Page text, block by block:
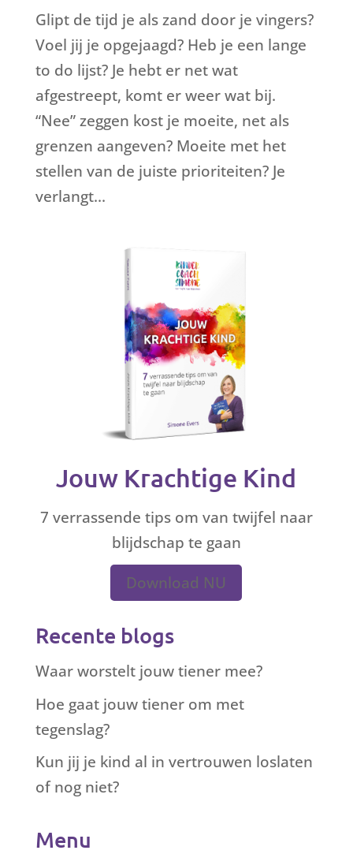
Glipt de tijd je als zand door je vingers?
Voel jij je opgejaagd? Heb je een lange
to do lijst? Je hebt er net wat
afgestreept, komt er weer wat bij.
“Nee” zeggen kost je moeite, net als
grenzen aangeven? Moeite met het
stellen van de juiste prioriteiten? Je
verlangt...
Jouw Krachtige Kind
7 verrassende tips om van twijfel naar
blijdschap te gaan
Download NU
Recente blogs
Waar worstelt jouw tiener mee?
Hoe gaat jouw tiener om met
tegenslag?
Kun jij je kind al in vertrouwen loslaten
of nog niet?
Menu